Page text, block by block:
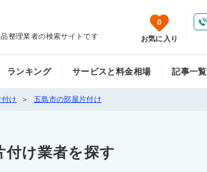
整理業者の検索サイトです
0
お気に入り
ランキング サービスと料金相場 記事一覧
け 五島市の部屋片付け
付け業者を探す